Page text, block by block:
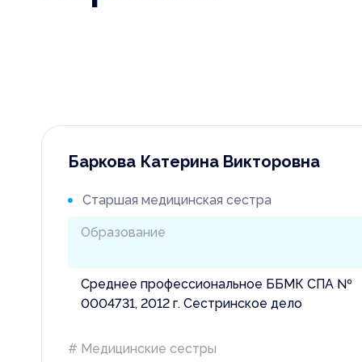
Порядок
Правила
Баркова Катерина Викторовна
Старшая медицинская сестра
Образование
Среднее профессиональное ББМК СПА №
0004731, 2012 г. Сестринское дело
# Медицинские сестры